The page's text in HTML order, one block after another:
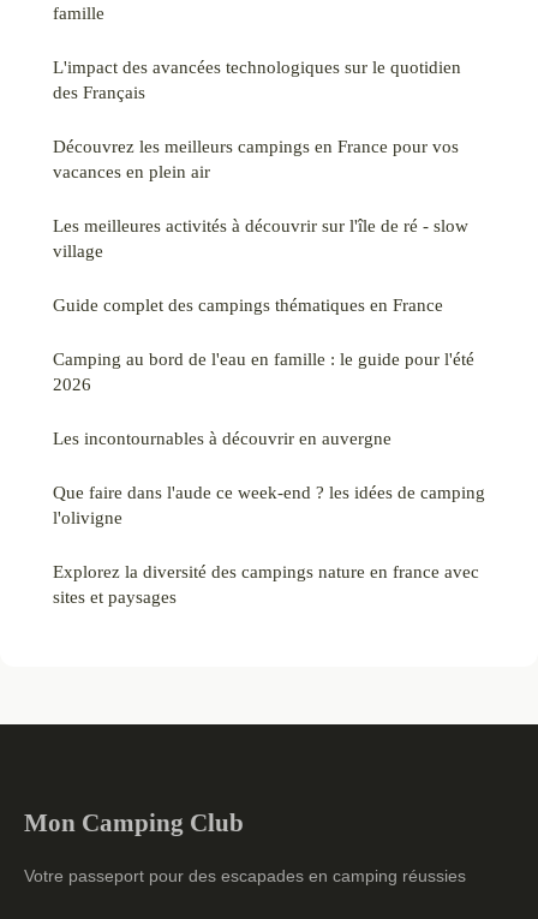
famille
L'impact des avancées technologiques sur le quotidien
des Français
Découvrez les meilleurs campings en France pour vos
vacances en plein air
Les meilleures activités à découvrir sur l'île de ré - slow
village
Guide complet des campings thématiques en France
Camping au bord de l'eau en famille : le guide pour l'été
2026
Les incontournables à découvrir en auvergne
Que faire dans l'aude ce week-end ? les idées de camping
l'olivigne
Explorez la diversité des campings nature en france avec
sites et paysages
Mon Camping Club
Votre passeport pour des escapades en camping réussies